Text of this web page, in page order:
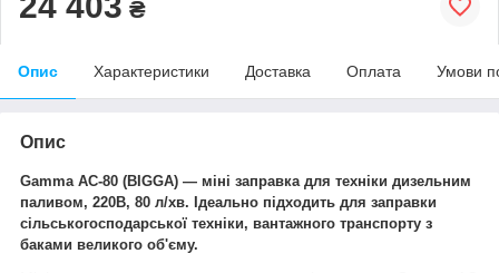
₴
Опис Характеристики Доставка Оплата Умови
Опис
Gamma AC-80 (BIGGA) — міні заправка для техніки дизельним
паливом, 220В, 80 л/хв. Ідеально підходить для заправки
сільськогосподарської техніки, вантажного транспорту з
баками великого об'єму.